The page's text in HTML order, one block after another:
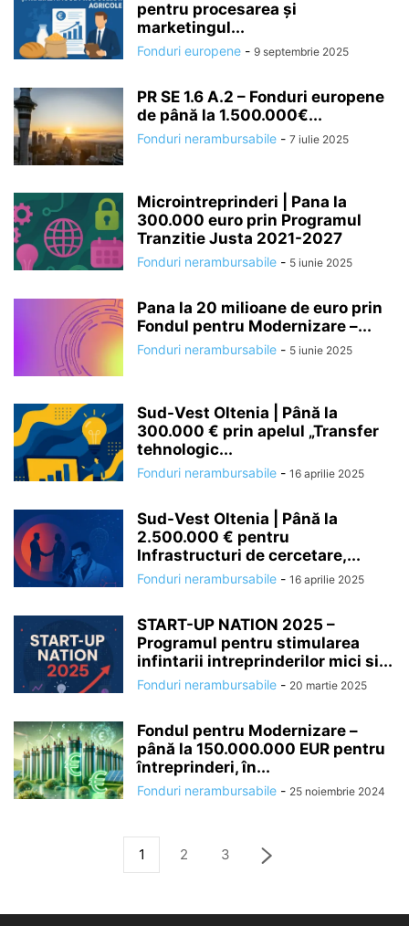
pentru procesarea și
marketingul...
Fonduri europene - 9 septembrie 2025
PR SE 1.6 A.2 – Fonduri europene
de până la 1.500.000€...
Fonduri nerambursabile - 7 iulie 2025
Microintreprinderi | Pana la
300.000 euro prin Programul
Tranzitie Justa 2021-2027
Fonduri nerambursabile - 5 iunie 2025
Pana la 20 milioane de euro prin
Fondul pentru Modernizare –...
Fonduri nerambursabile - 5 iunie 2025
Sud-Vest Oltenia | Până la
300.000 € prin apelul „Transfer
tehnologic...
Fonduri nerambursabile - 16 aprilie 2025
Sud-Vest Oltenia | Până la
2.500.000 € pentru
Infrastructuri de cercetare,...
Fonduri nerambursabile - 16 aprilie 2025
START-UP NATION 2025 –
Programul pentru stimularea
infintarii intreprinderilor mici si...
Fonduri nerambursabile - 20 martie 2025
Fondul pentru Modernizare –
până la 150.000.000 EUR pentru
întreprinderi, în...
Fonduri nerambursabile - 25 noiembrie 2024
1 2 3